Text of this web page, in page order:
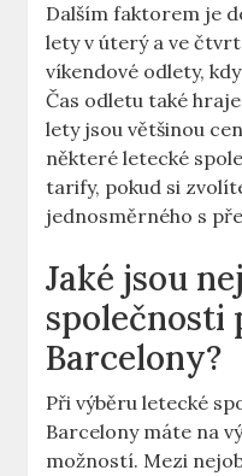
Dalším faktorem je
lety v úterý a ve
víkendové odlety,
Čas odletu také
lety jsou většinou
některé letecké
tarify, pokud si
jednosměrného s
Jaké jsou
společnosti
Barcelony?
Při výběru letecké
Barcelony máte na
možností. Mezi